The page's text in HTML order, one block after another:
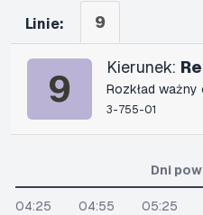
Linie: 9
9 Kierunek:
Rozkład
3-755-01
Dni
04:25 04:55 05:25